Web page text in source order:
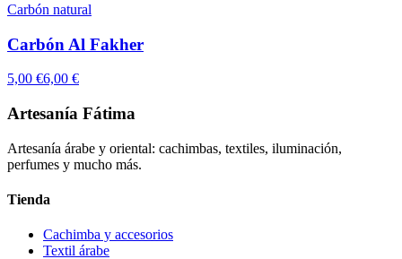
Carbón natural
Carbón Al Fakher
5,00 €6,00 €
Artesanía Fátima
Artesanía árabe y oriental: cachimbas, textiles, iluminación,
perfumes y mucho más.
Tienda
Cachimba y accesorios
Textil árabe